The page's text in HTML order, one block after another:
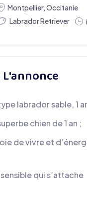
Montpellier,Occitanie
Labrador Retriever
labrador sable, 1
chien de 1 an ;
de vivre et
qui s’attache